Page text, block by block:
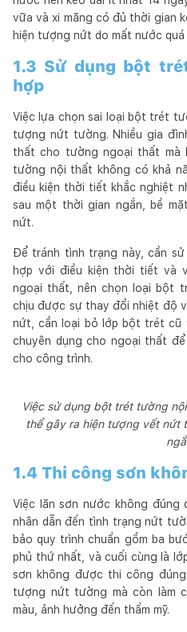
vữa và xi măng có đủ thời gian
hiện tượng nứt do mất nước quá
1.3 Sử dụng bột
hợp
Việc lựa chọn sai loại bột trét
tượng nứt tường. Nhiều gia
thất cho tường ngoại thất mà
tường nội thất không có khả
điều kiện thời tiết khắc nghiệt
sau một thời gian ngắn, bề
nứt.
Để tránh tình trạng này, cần
hợp với điều kiện thời tiết và
ngoại thất, nên chọn loại bột
chịu được sự thay đổi nhiệt độ
nứt, cần loại bỏ lớp bột trét cũ
chuyên dụng cho ngoại thất
cho công trình.
Việc sử dụng bột trét tường
thể gây ra hiện tượng vết nứt
1.4 Thi công sơn
Việc lăn sơn nước không đúng
nhân dẫn đến tình trạng nứt
bảo quy trình chuẩn gồm ba
phủ thứ nhất, và cuối cùng là
sơn không được thi công
tượng nứt tường mà còn làm
màu, ảnh hưởng đến thẩm mỹ.